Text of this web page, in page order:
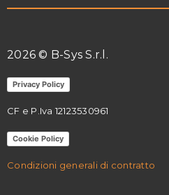
2026 © B-Sys S.r.l.
Privacy Policy
CF e P.Iva 12123530961
Cookie Policy
Condizioni generali di contratto